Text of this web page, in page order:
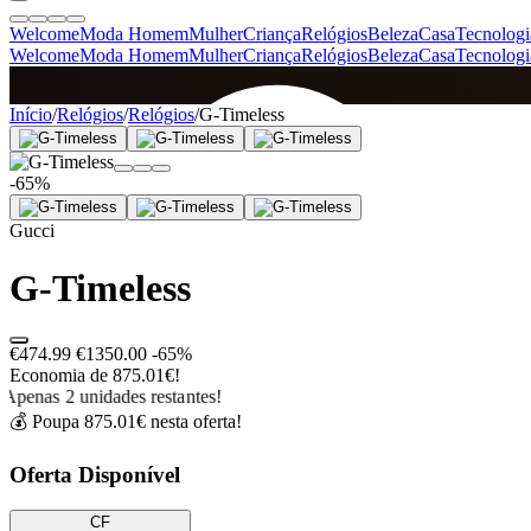
WelcomeModa HomemMulherCriançaRelógiosBelezaCasa
WelcomeModa HomemMulherCriançaRelógiosBelezaCasa
SINCE 2005
+de 36.000 reviews
Início/Relógios/Relógios/G-Timeless
-65%
Gucci
G-Timeless
€474.99 €1350.00 -65%
Economia de 875.01€!
Apenas 2 unidades restantes!
💰 Poupa 875.01€ nesta oferta!
Oferta Disponível
CF